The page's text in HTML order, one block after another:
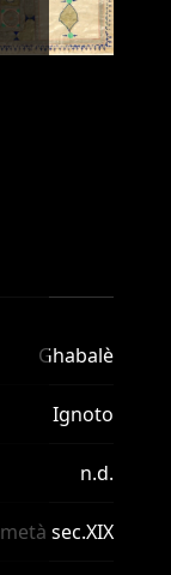
Ghabalè
Ignoto
n.d.
metà sec.XIX